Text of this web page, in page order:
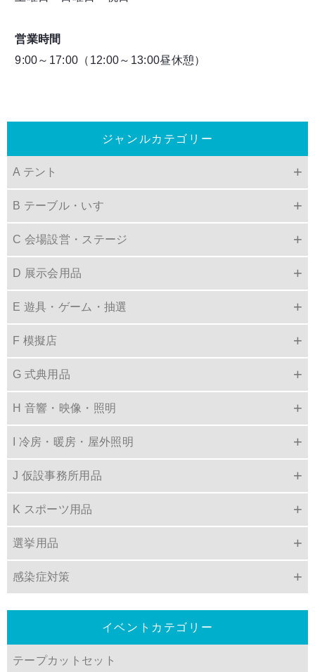
ジャンルカテゴリー
A テント
B テーブル・いす
C 会場設営・ステージ
D 展示会用品
E 遊具・ゲーム・抽選
F 模擬店
G 式典用品
H 音響・映像・照明
I 冷房・暖房・屋外照明
J 仮設事務所用品
K スポーツ用品
選挙用品
感染症対策
イベントカテゴリー
テープカットセット
営業時間
9:00～17:00（12:00～13:00昼休憩）